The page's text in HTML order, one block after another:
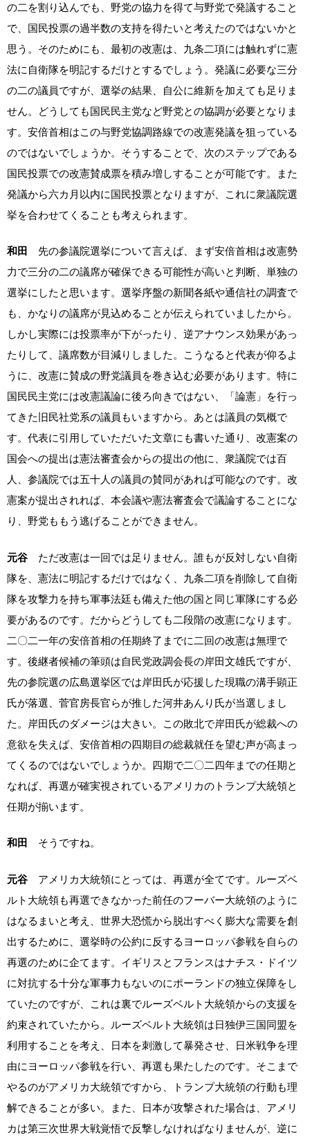
の二を割り込んでも、野党の協力を得て与野党で発議すること
で、国民投票の過半数の支持を得たいと考えたのではないかと
思う。そのためにも、最初の改憲は、九条二項には触れずに憲
法に自衛隊を明記するだけとするでしょう。発議に必要な三分
の二の議員ですが、選挙の結果、自公に維新を加えても足りま
せん。どうしても国民民主党など野党との協調が必要となりま
す。安倍首相はこの与野党協調路線での改憲発議を狙っている
のではないでしょうか。そうすることで、次のステップである
国民投票での改憲賛成票を積み増しすることが可能です。また
発議から六カ月以内に国民投票となりますが、これに衆議院選
挙を合わせてくることも考えられます。
和田 先の参議院選挙について言えば、まず安倍首相は改憲勢
力で三分の二の議席が確保できる可能性が高いと判断、単独の
選挙にしたと思います。選挙序盤の新聞各紙や通信社の調査で
も、かなりの議席が見込めることが伝えられていましたから。
しかし実際には投票率が下がったり、逆アナウンス効果があっ
たりして、議席数が目減りしました。こうなると代表が仰るよ
うに、改憲に賛成の野党議員を巻き込む必要があります。特に
国民民主党には改憲議論に後ろ向きではない、「論憲」を行っ
てきた旧民社党系の議員もいますから。あとは議員の気概で
す。代表に引用していただいた文章にも書いた通り、改憲案の
国会への提出は憲法審査会からの提出の他に、衆議院では百
人、参議院では五十人の議員の賛同があれば可能なのです。改
憲案が提出されれば、本会議や憲法審査会で議論することにな
り、野党ももう逃げることができません。
元谷 ただ改憲は一回では足りません。誰もが反対しない自衛
隊を、憲法に明記するだけではなく、九条二項を削除して自衛
隊を攻撃力を持ち軍事法廷も備えた他の国と同じ軍隊にする必
要があるのです。だからどうしても二段階の改憲になります。
二〇二一年の安倍首相の任期終了までに二回の改憲は無理で
す。後継者候補の筆頭は自民党政調会長の岸田文雄氏ですが、
先の参院選の広島選挙区では岸田氏が応援した現職の溝手顕正
氏が落選、菅官房長官らが推した河井あんり氏が当選しまし
た。岸田氏のダメージは大きい。この敗北で岸田氏が総裁への
意欲を失えば、安倍首相の四期目の総裁就任を望む声が高まっ
てくるのではないでしょうか。四期で二〇二四年までの任期と
なれば、再選が確実視されているアメリカのトランプ大統領と
任期が揃います。
和田 そうですね。
元谷 アメリカ大統領にとっては、再選が全てです。ルーズベ
ルト大統領も再選できなかった前任のフーバー大統領のように
はなるまいと考え、世界大恐慌から脱出すべく膨大な需要を創
出するために、選挙時の公約に反するヨーロッパ参戦を自らの
再選のために企てます。イギリスとフランスはナチス・ドイツ
に対抗する十分な軍事力もないのにポーランドの独立保障をし
ていたのですが、これは裏でルーズベルト大統領からの支援を
約束されていたから。ルーズベルト大統領は日独伊三国同盟を
利用することを考え、日本を刺激して暴発させ、日米戦争を理
由にヨーロッパ参戦を行い、再選も果たしたのです。そこまで
やるのがアメリカ大統領ですから、トランプ大統領の行動も理
解できることが多い。また、日本が攻撃された場合は、アメリ
カは第三次世界大戦覚悟で反撃しなければなりませんが、逆に